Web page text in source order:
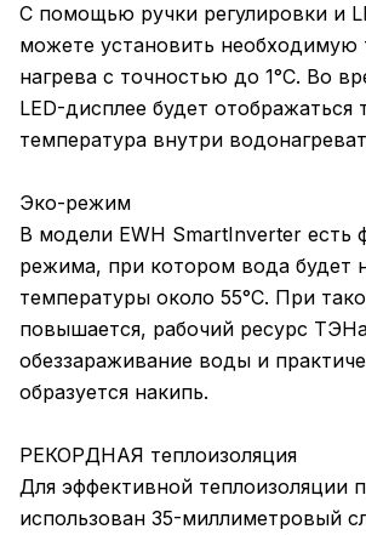
С помощью ручки регулировки и
можете установить необходимую
нагрева с точностью до 1°C. Во
LED-дисплее будет отображаться
температура внутри
Эко-режим
В модели EWH SmartInverter есть
режима, при котором вода будет
температуры около 55°С. При
повышается, рабочий ресурс
обеззараживание воды и
образуется накипь.
РЕКОРДНАЯ теплоизоляция
Для эффективной теплоизоляции
использован 35-миллиметровый